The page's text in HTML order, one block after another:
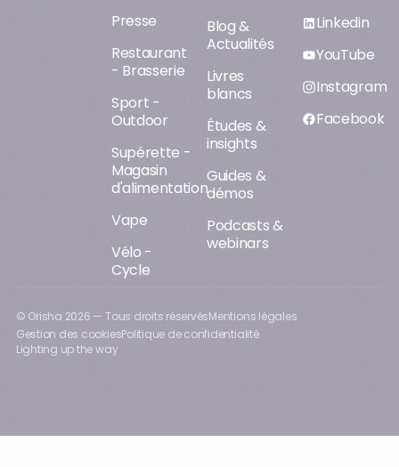
Presse
Restaurant
- Brasserie
Sport -
Outdoor
Supérette -
Magasin
d'alimentation
Vape
Vélo -
Cycle
Blog &
Actualités
Livres
blancs
Études &
insights
Guides &
démos
Podcasts &
webinars
Linkedin
YouTube
Instagram
Facebook
© Orisha 2026 — Tous droits réservésMentions légales
Gestion des cookiesPolitique de confidentialité
Lighting up the way